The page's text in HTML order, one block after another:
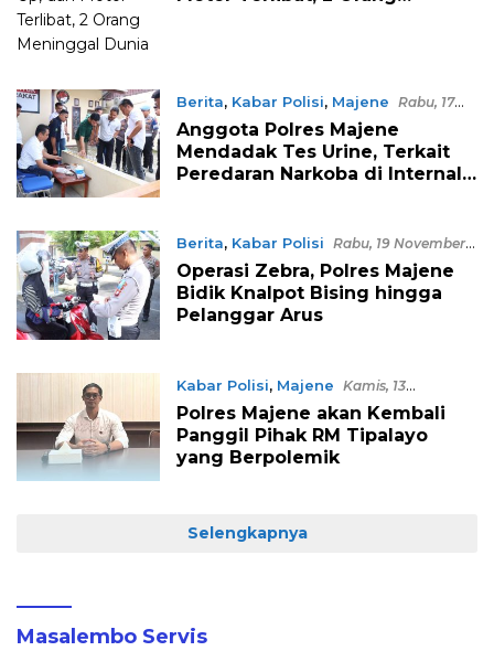
Berita, Kabar Polisi, Majene Rabu, 17
Desember 2025, 10:25 WITA
Anggota Polres Majene
Mendadak Tes Urine, Terkait
Peredaran Narkoba di Internal
Berita, Kabar Polisi Rabu, 19 November
2025, 15:38 WITA
Operasi Zebra, Polres Majene
Bidik Knalpot Bising hingga
Pelanggar Arus
Kabar Polisi, Majene Kamis, 13
November 2025, 14:17 WITA
Polres Majene akan Kembali
Panggil Pihak RM Tipalayo
yang Berpolemik
Selengkapnya
Masalembo Servis